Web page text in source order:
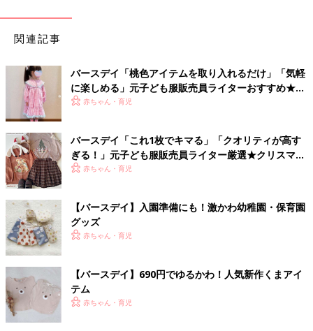
関連記事
バースデイ「桃色アイテムを取り入れるだけ」「気軽
に楽しめる」元子ども服販売員ライターおすすめ★ひ
な祭りコーデ5選
赤ちゃん・育児
バースデイ「これ1枚でキマる」「クオリティが高す
ぎる！」元子ども服販売員ライター厳選★クリスマス
アイテム5選
赤ちゃん・育児
【バースデイ】入園準備にも！激かわ幼稚園・保育園
グッズ
赤ちゃん・育児
【バースデイ】690円でゆるかわ！人気新作くまアイ
テム
赤ちゃん・育児